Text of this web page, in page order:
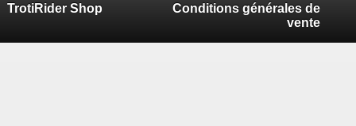
TrotiRider Shop
Conditions générales de
vente